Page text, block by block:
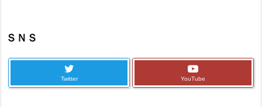
ＳＮＳ
Twitter YouTube